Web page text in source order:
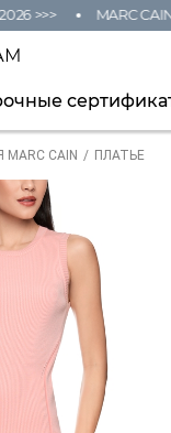
>>> MARC CAIN:
CAIN / ПЛАТЬЕ